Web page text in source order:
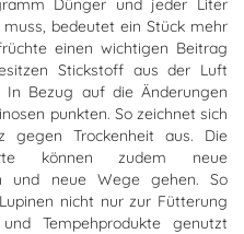
Dünger und jeder Liter
bedeutet ein Stück mehr
einen wichtigen Beitrag
Stickstoff aus der Luft
Bezug auf die Änderungen
punkten. So zeichnet sich
gegen Trockenheit aus. Die
können zudem neue
und neue Wege gehen. So
nicht nur zur Fütterung
Tempehprodukte genutzt